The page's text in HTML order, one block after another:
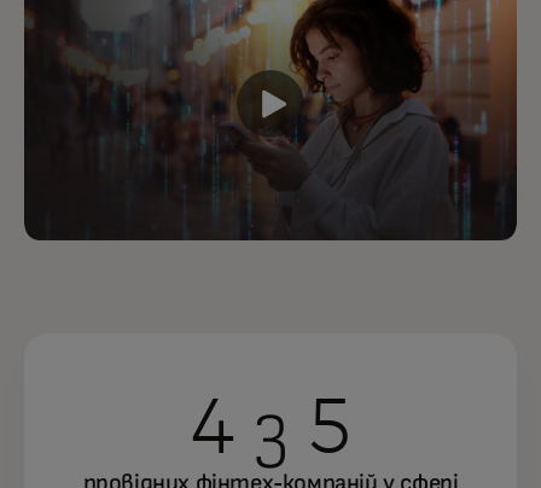
4 з 5
провідних фінтех-компаній у сфері